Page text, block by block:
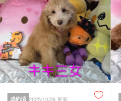
成約済 2025/10/26 更新